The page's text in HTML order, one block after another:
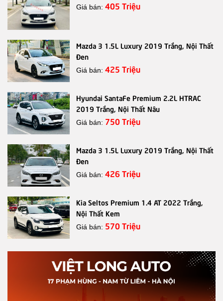
Giá bán: 405 Triệu
Mazda 3 1.5L Luxury 2019 Trắng, Nội Thất
Đen
Giá bán: 425 Triệu
Hyundai SantaFe Premium 2.2L HTRAC
2019 Trắng, Nội Thất Nâu
Giá bán: 750 Triệu
Mazda 3 1.5L Luxury 2019 Trắng, Nội Thất
Đen
Giá bán: 426 Triệu
Kia Seltos Premium 1.4 AT 2022 Trắng,
Nội Thất Kem
Giá bán: 570 Triệu